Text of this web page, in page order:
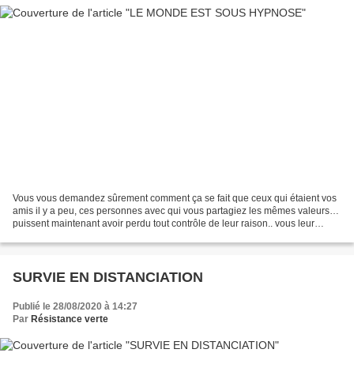
Vous vous demandez sûrement comment ça se fait que ceux qui étaient vos
amis il y a peu, ces personnes avec qui vous partagiez les mêmes valeurs…
puissent maintenant avoir perdu tout contrôle de leur raison.. vous leur
SURVIE EN DISTANCIATION
Publié le 28/08/2020 à 14:27
Par Résistance verte